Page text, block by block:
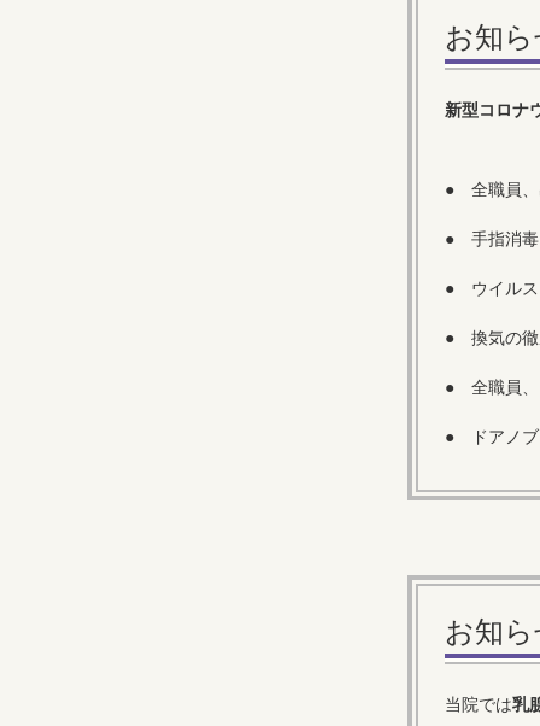
お知
新型コロナ
● 全職員、
● 手指消毒
● ウイルス
● 換気の
● 全職員、
● ドアノブ
お知
当院では乳